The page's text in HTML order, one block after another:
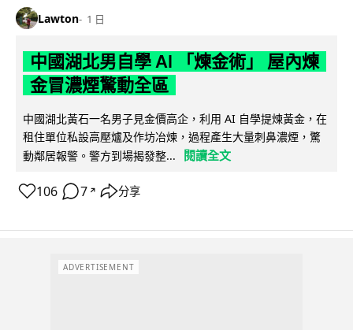
Lawton 1 日
中國湖北男自學 AI 「煉金術」 屋內煉
金冒濃煙驚動全區
中國湖北黃石一名男子見金價高企，利用 AI 自學提煉黃金，在
租住單位私設高壓爐及作坊冶煉，過程產生大量刺鼻濃煙，驚
動鄰居報警。警方到場揭發整...
閱讀全文
106 7 ↗ 分享
ADVERTISEMENT